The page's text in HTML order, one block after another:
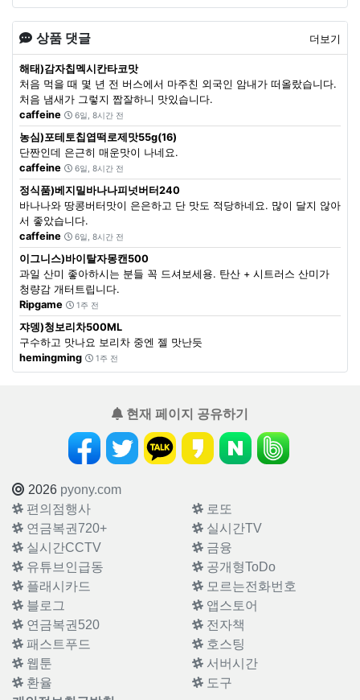
상품 댓글 더보기
해태)감자칩멕시칸타코맛
처음 먹을 때 몇 년 전 버스에서 마주친 외국인 암내가 떠올랐습니다.
처음 냄새가 그렇지 짭잘하니 맛있습니다.
caffeine
6일, 8시간 전
농심)포테토칩엽떡로제맛55g(16)
단짠인데 은근히 매운맛이 나네요.
caffeine
6일, 8시간 전
정식품)베지밀바나나피넛버터240
바나나와 땅콩버터맛이 은은하고 단 맛도 적당하네요. 많이 달지 않아
서 좋았습니다.
caffeine
6일, 8시간 전
이그니스)바이탈자몽캔500
과일 산미 좋아하시는 분들 꼭 드셔보세용. 탄산 + 시트러스 산미가
청량감 개터트립니다.
Ripgame
1주 전
쟈뎅)청보리차500ML
구수하고 맛나요 보리차 중엔 젤 맛난듯
hemingming
1주 전
현재 페이지 공유하기
2026 pyony.com
편의점행사
로또
연금복권720+
실시간TV
실시간CCTV
금융
유튜브인급동
공개형ToDo
플래시카드
모르는전화번호
블로그
앱스토어
연금복권520
전자책
패스트푸드
호스팅
웹툰
서버시간
환율
도구